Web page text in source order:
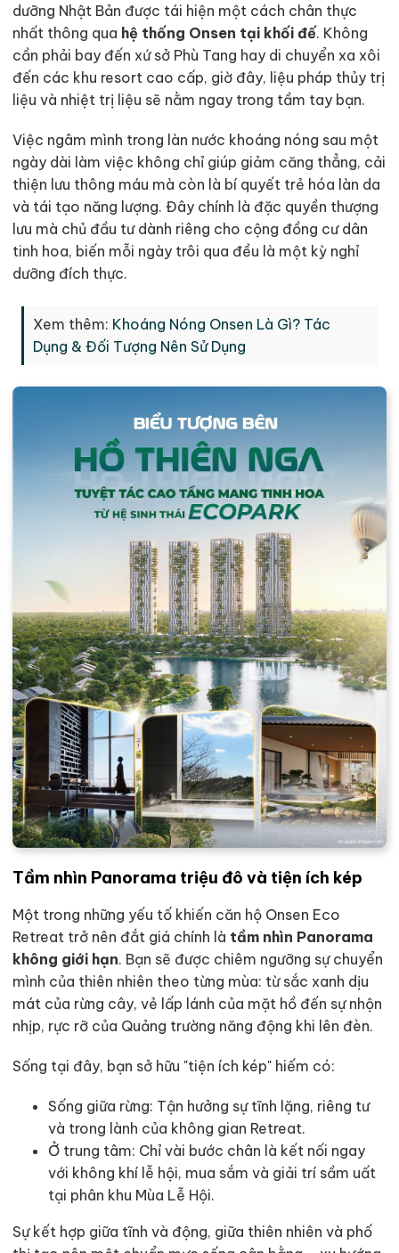
dưỡng Nhật Bản được tái hiện một cách chân thực
nhất thông qua hệ thống Onsen tại khối đế. Không
cần phải bay đến xứ sở Phù Tang hay di chuyển xa xôi
đến các khu resort cao cấp, giờ đây, liệu pháp thủy trị
liệu và nhiệt trị liệu sẽ nằm ngay trong tầm tay bạn.
Việc ngâm mình trong làn nước khoáng nóng sau một
ngày dài làm việc không chỉ giúp giảm căng thẳng, cải
thiện lưu thông máu mà còn là bí quyết trẻ hóa làn da
và tái tạo năng lượng. Đây chính là đặc quyền thượng
lưu mà chủ đầu tư dành riêng cho cộng đồng cư dân
tinh hoa, biến mỗi ngày trôi qua đều là một kỳ nghỉ
dưỡng đích thực.
Xem thêm: Khoáng Nóng Onsen Là Gì? Tác
Dụng & Đối Tượng Nên Sử Dụng
Tầm nhìn Panorama triệu đô và tiện ích kép
Một trong những yếu tố khiến căn hộ Onsen Eco
Retreat trở nên đắt giá chính là tầm nhìn Panorama
không giới hạn. Bạn sẽ được chiêm ngưỡng sự chuyển
mình của thiên nhiên theo từng mùa: từ sắc xanh dịu
mát của rừng cây, vẻ lấp lánh của mặt hồ đến sự nhộn
nhịp, rực rỡ của Quảng trường năng động khi lên đèn.
Sống tại đây, bạn sở hữu "tiện ích kép" hiếm có:
Sống giữa rừng: Tận hưởng sự tĩnh lặng, riêng tư
và trong lành của không gian Retreat.
Ở trung tâm: Chỉ vài bước chân là kết nối ngay
với không khí lễ hội, mua sắm và giải trí sầm uất
tại phân khu Mùa Lễ Hội.
Sự kết hợp giữa tĩnh và động, giữa thiên nhiên và phố